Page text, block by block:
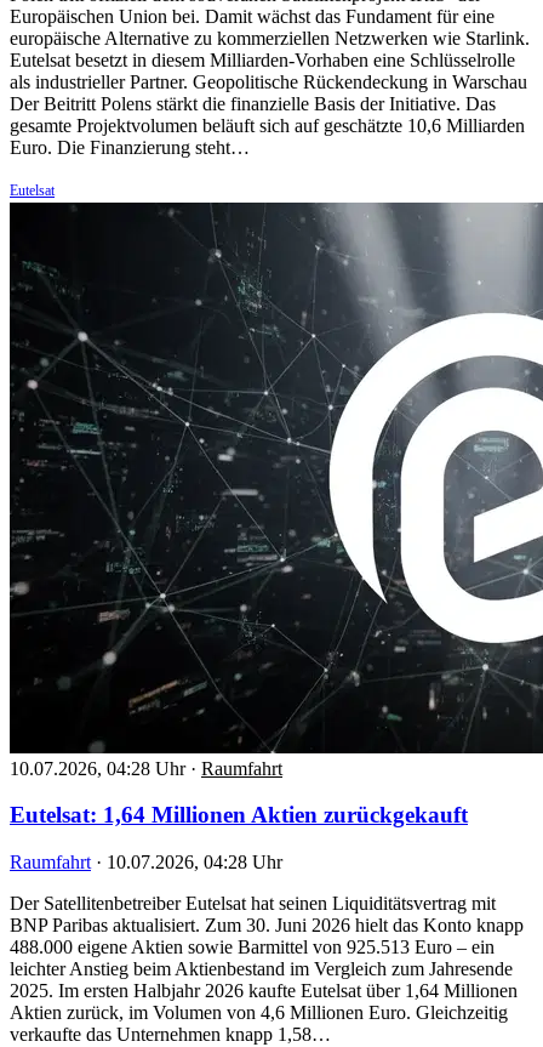
Europäischen Union bei. Damit wächst das Fundament für eine
europäische Alternative zu kommerziellen Netzwerken wie Starlink.
Eutelsat besetzt in diesem Milliarden-Vorhaben eine Schlüsselrolle
als industrieller Partner. Geopolitische Rückendeckung in Warschau
Der Beitritt Polens stärkt die finanzielle Basis der Initiative. Das
gesamte Projektvolumen beläuft sich auf geschätzte 10,6 Milliarden
Euro. Die Finanzierung steht…
Eutelsat
10.07.2026, 04:28 Uhr · Raumfahrt
Eutelsat: 1,64 Millionen Aktien zurückgekauft
Raumfahrt · 10.07.2026, 04:28 Uhr
Der Satellitenbetreiber Eutelsat hat seinen Liquiditätsvertrag mit
BNP Paribas aktualisiert. Zum 30. Juni 2026 hielt das Konto knapp
488.000 eigene Aktien sowie Barmittel von 925.513 Euro – ein
leichter Anstieg beim Aktienbestand im Vergleich zum Jahresende
2025. Im ersten Halbjahr 2026 kaufte Eutelsat über 1,64 Millionen
Aktien zurück, im Volumen von 4,6 Millionen Euro. Gleichzeitig
verkaufte das Unternehmen knapp 1,58…